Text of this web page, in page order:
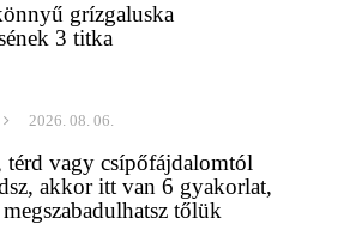
grízgaluska
3 titka
2026. 08. 06.
térd vagy csípőfájdalomtól
akkor itt van 6 gyakorlat,
tőlük